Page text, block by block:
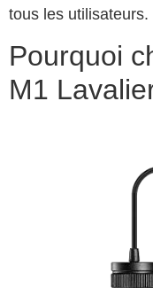
tous les utilisateurs.
Pourquoi
M1